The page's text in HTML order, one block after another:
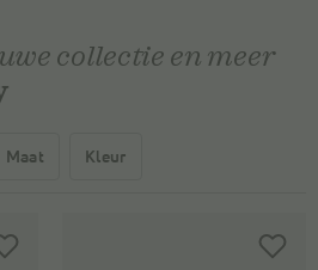
collectie en meer
Maat Kleur